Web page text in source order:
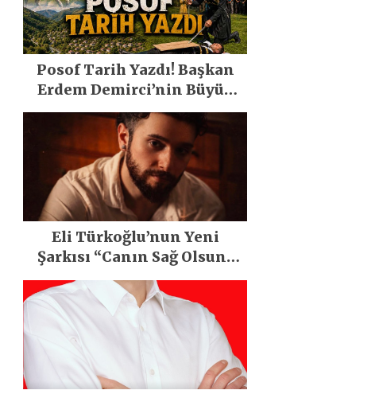
Posof Tarih Yazdı! Başkan
Erdem Demirci’nin Büyük
Emeğiyle Son Yılların En
Büyük Festivali Gerçekleşti
Eli Türkoğlu’nun Yeni
Şarkısı “Canın Sağ Olsun”
Büyük İlgi Gördü!..